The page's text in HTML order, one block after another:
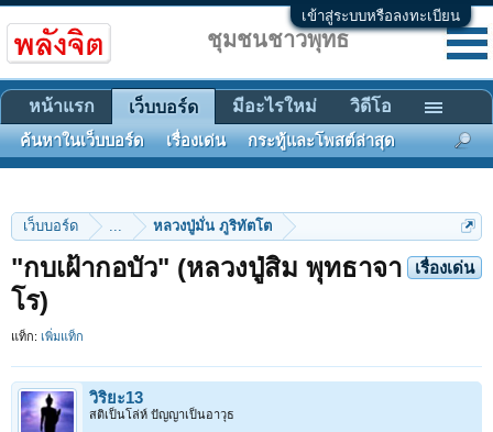
เข้าสู่ระบบหรือลงทะเบียน
เว็บบอร์ด ... หลวงปู่มั่น ภูริทัตโต
เรื่องเด่น
"กบเฝ้ากอบัว" (หลวงปู่สิม พุทธาจา
โร)
แท็ก: เพิ่มแท็ก
วิริยะ13
สติเป็นโล่ห์ ปัญญาเป็นอาวุธ
ชุมชนชาวพุทธ
หน้าแรก เว็บบอร์ด
ค้นหาในเว็บบอร์ด เรื่องเด่น กระทู้และโพสต์ล่าสุด
มีอะไรใหม่ วิดีโอ